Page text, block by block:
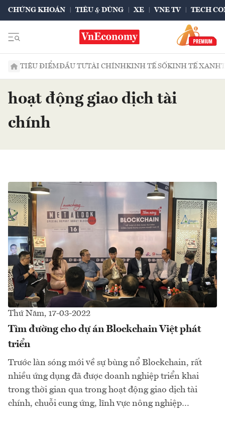
CHỨNG KHOÁN TIÊU & DÙNG XE VNE TV TECH
TIÊU ĐIỂMĐẦU TƯTÀI CHÍNHKINH TẾ SỐKINH TẾ XANH
hoạt động giao dịch tài
chính
Thứ Năm, 17-03-2022
Tìm đường cho dự án Blockchain Việt phát
triển
Trước làn sóng mới về sự bùng nổ Blockchain, rất
nhiều ứng dụng đã được doanh nghiệp triển khai
trong thời gian qua trong hoạt động giao dịch tài
chính, chuỗi cung ứng, lĩnh vực nông nghiệp…